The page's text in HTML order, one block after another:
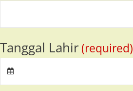
Tanggal Lahir(required)